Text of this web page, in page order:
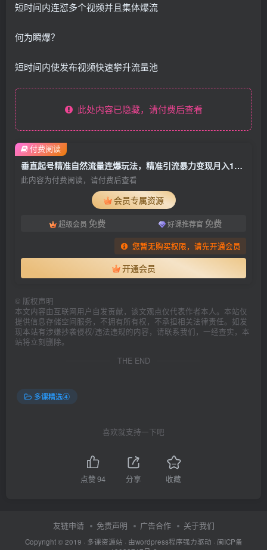
短时间内连怼多个视频并且集体爆流
何为瞬爆？
短时间内使发布视频快速攀升流量池
此处内容已隐藏，请付费后查看
垂直起号精准自然流量连爆玩法，精准引流暴力变现月入10000+
此内容为付费阅读，请付费后查看
会员专属资源
超级会员 免费 好课推荐官 免费
您暂无购买权限，请先开通会员
开通会员
付费阅读
© 版权声明
本文内容由互联网用户自发贡献，该文观点仅代表作者本人。本站仅
提供信息存储空间服务，不拥有所有权，不承担相关法律责任。如发
现本站有涉嫌抄袭侵权/违法违规的内容，请联系我们，一经查实，本
站将立刻删除。
THE END
多课精选④
喜欢就支持一下吧
点赞94 分享 收藏
友链申请 免责声明 广告合作 关于我们
Copyright © 2019 · 多课资源站 · 由wordpress程序强力驱动 · 闽ICP备